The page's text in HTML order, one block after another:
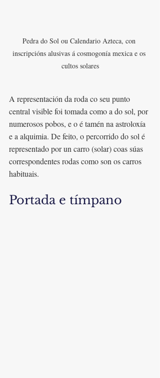
Pedra do Sol ou Calendario Azteca, con
inscripcións alusivas á cosmogonía mexica e os
cultos solares
A representación da roda co seu punto
central visible foi tomada como a do sol, por
numerosos pobos, e o é tamén na astroloxía
e a alquimia. De feito, o percorrido do sol é
representado por un carro (solar) coas súas
correspondentes rodas como son os carros
habituais.
Portada e tímpano